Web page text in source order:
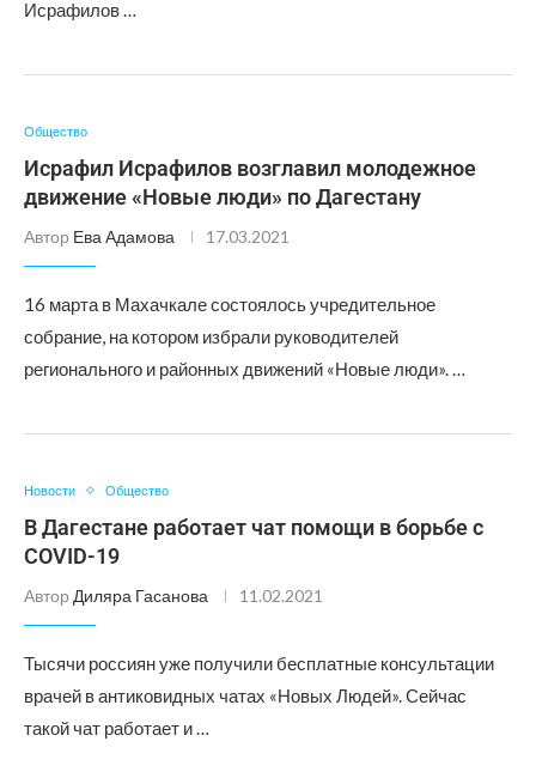
Исрафилов …
Общество
Исрафил Исрафилов возглавил молодежное
движение «Новые люди» по Дагестану
Автор Ева Адамова 17.03.2021
16 марта в Махачкале состоялось учредительное
собрание, на котором избрали руководителей
регионального и районных движений «Новые люди». …
Новости Общество
В Дагестане работает чат помощи в борьбе с
COVID-19
Автор Диляра Гасанова 11.02.2021
Тысячи россиян уже получили бесплатные консультации
врачей в антиковидных чатах «Новых Людей». Сейчас
такой чат работает и …